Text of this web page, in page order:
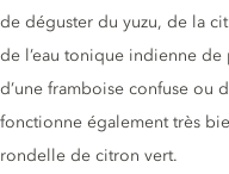
de déguster du yuzu, de la
de l’eau tonique indienne
d’une framboise confuse ou
fonctionne également très
rondelle de citron vert.